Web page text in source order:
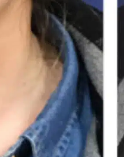
וניסיון שמעט רופאים
חולקים איתו.
ויותר חשוב מהכל הוא
אדם.